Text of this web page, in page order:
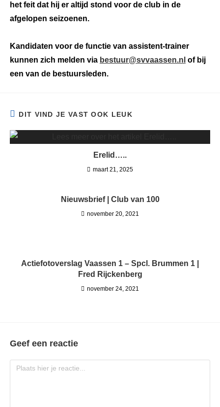
het feit dat hij er altijd stond voor de club in de
afgelopen seizoenen.
Kandidaten voor de functie van assistent-trainer
kunnen zich melden via bestuur@svvaassen.nl of bij
een van de bestuursleden.
DIT VIND JE VAST OOK LEUK
Erelid…..
maart 21, 2025
Nieuwsbrief | Club van 100
november 20, 2021
Actiefotoverslag Vaassen 1 – Spcl. Brummen 1 |
Fred Rijckenberg
november 24, 2021
Geef een reactie